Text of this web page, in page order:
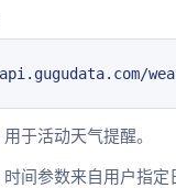
于活动天气提醒。
间参数来自用户指定